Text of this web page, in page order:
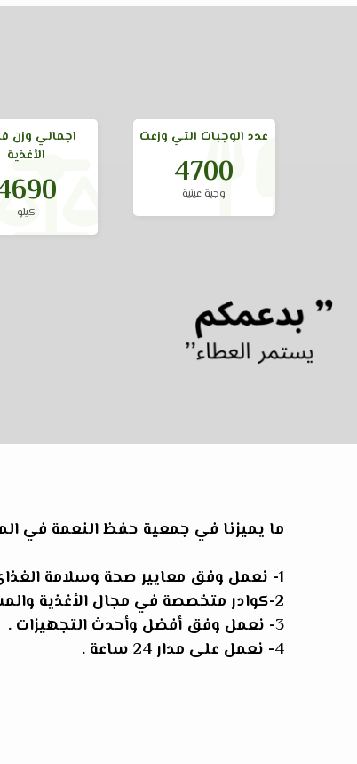
عدد الوجبات التي وزعت
7590
وجبة عينية
اجمالي وزن
الأغذية
كيلو
ما يميزنا في جمعية حفظ النعمة في
1- نعمل وفق معايير صحة وسلامة الغذائ ( HACCP) .
2-كوادر متخصصة في مجال الأغذية والمشروبات .
3- نعمل وفق أفضل وأحدث التجهيزات .
4- نعمل على مدار 24 ساعة .